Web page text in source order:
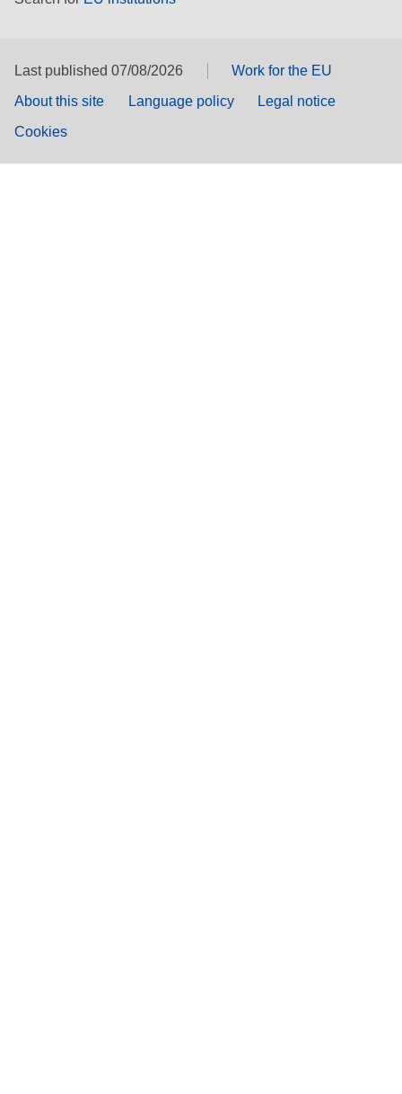
Last published 07/08/2026
Work for the EU
About this site
Language policy
Legal notice
Cookies